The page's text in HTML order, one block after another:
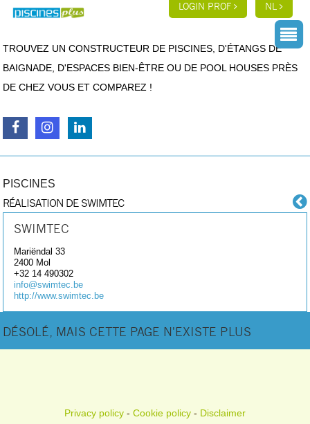
LOGIN PROF NL
TROUVEZ UN CONSTRUCTEUR DE PISCINES, D'ÉTANGS DE
BAIGNADE, D'ESPACES BIEN-ÊTRE OU DE POOL HOUSES PRÈS
DE CHEZ VOUS ET COMPAREZ !
PISCINES
RÉALISATION DE SWIMTEC
SWIMTEC
Mariëndal 33
2400 Mol
+32 14 490302
info@swimtec.be
http://www.swimtec.be
DÉSOLÉ, MAIS CETTE PAGE N'EXISTE PLUS
Privacy policy- Cookie policy- Disclaimer